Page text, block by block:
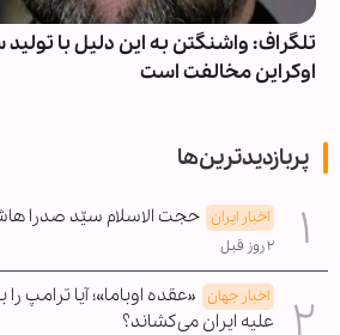
تلگراف: واشنگتن به این دلیل با تولید
اوکراین مخالفت است
پربازدیدترین‌ها
اخبار ایران حجت الاسلام سیّد صدرا
۲ روز قبل
اخبار جهان «عقده اوباما»؛ آیا
علیه ایران می‌کشاند؟